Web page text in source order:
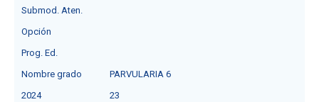
Submod. Aten.
Opción
Prog. Ed.
Nombre grado
PARVULARIA 6
2024
23